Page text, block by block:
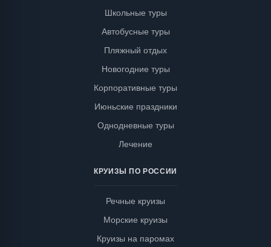
Школьные туры
Автобусные туры
Пляжный отдых
Новогодние туры
Корпоративные туры
Июньские праздники
Однодневные туры
Лечение
КРУИЗЫ ПО РОССИИ
Речные круизы
Морские круизы
Круизы на паромах